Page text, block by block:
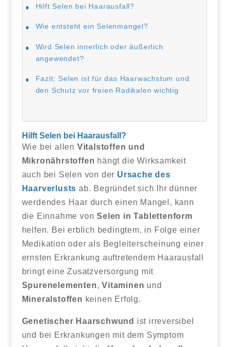
Hilft Selen bei Haarausfall?
Wie entsteht ein Selenmangel?
Wird Selen innerlich oder äußerlich
angewendet?
Fazit: Selen ist für das Haarwachstum und
den Schutz vor freien Radikalen wichtig
Hilft Selen bei Haarausfall?
Wie bei allen Vitalstoffen und
Mikronährstoffen hängt die Wirksamkeit
auch bei Selen von der Ursache des
Haarverlusts ab. Begründet sich Ihr dünner
werdendes Haar durch einen Mangel, kann
die Einnahme vonSelen in Tablettenform
helfen. Bei erblich bedingtem, in Folge einer
Medikation oder als Begleiterscheinung einer
ernsten Erkrankung auftretendem Haarausfall
bringt eine Zusatzversorgung mit
Spurenelementen,Vitaminen und
Mineralstoffen keinen Erfolg.
Genetischer Haarschwund ist irreversibel
und bei Erkrankungen mit dem Symptom